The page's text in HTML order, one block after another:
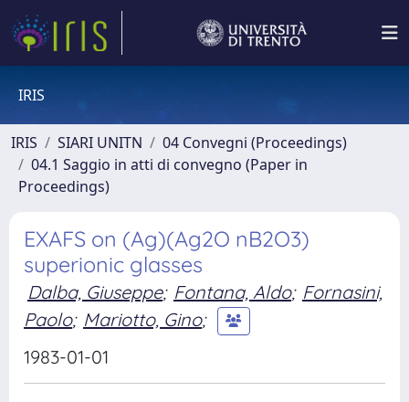
IRIS
IRIS SIARI UNITN
04 Convegni (Proceedings)
04.1 Saggio in atti di convegno (Paper in
Proceedings)
EXAFS on (Ag)(Ag2O nB2O3)
superionic glasses
Dalba, Giuseppe; Fontana, Aldo; Fornasini,
Paolo; Mariotto, Gino;
1983-01-01